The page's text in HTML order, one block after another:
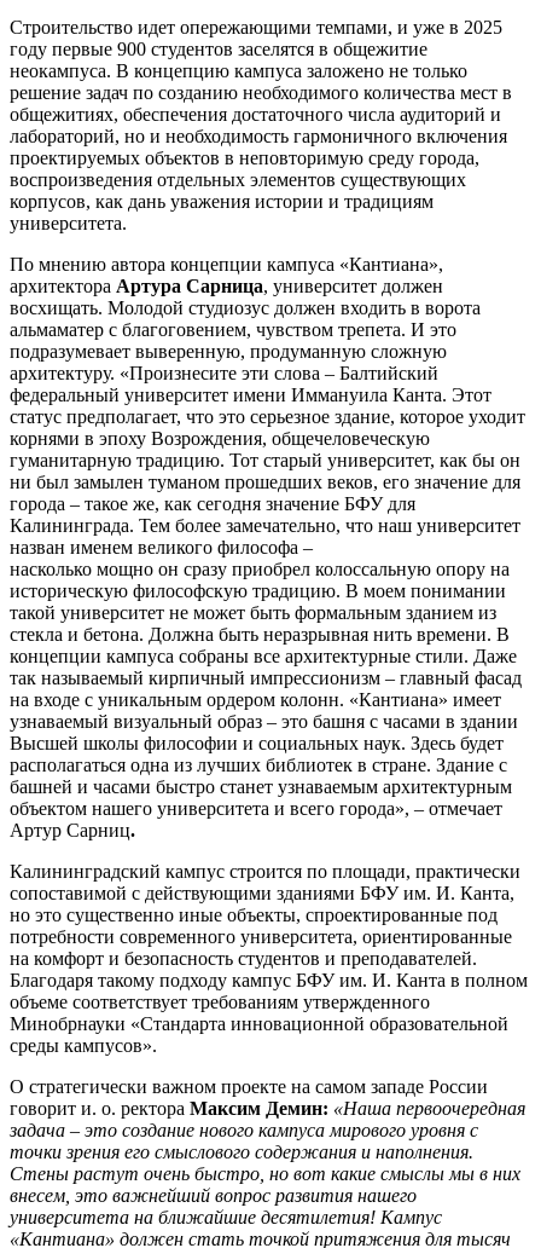
Строительство идет опережающими темпами, и уже в 2025
году первые 900 студентов заселятся в общежитие
неокампуса. В концепцию кампуса заложено не только
решение задач по созданию необходимого количества мест в
общежитиях, обеспечения достаточного числа аудиторий и
лабораторий, но и необходимость гармоничного включения
проектируемых объектов в неповторимую среду города,
воспроизведения отдельных элементов существующих
корпусов, как дань уважения истории и традициям
университета.
По мнению автора концепции кампуса «Кантиана»,
архитектора Артура Сарница, университет должен
восхищать. Молодой студиозус должен входить в ворота
альма­матер с благоговением, чувством трепета. И это
подразумевает выверенную, продуманную сложную
архитектуру. «Произнесите эти слова – Балтийский
федеральный университет имени Иммануила Канта. Этот
статус предполагает, что это серьезное здание, которое уходит
корнями в эпоху Возрождения, общечеловеческую
гуманитарную традицию. Тот старый университет, как бы он
ни был замылен туманом прошедших веков, его значение для
города – такое же, как сегодня значение БФУ для
Калининграда. Тем более замечательно, что наш университет
назван именем великого философа –
насколько мощно он сразу приобрел колоссальную опору на
историческую философскую традицию. В моем понимании
такой университет не может быть формальным зданием из
стекла и бетона. Должна быть неразрывная нить времени. В
концепции кампуса собраны все архитектурные стили. Даже
так называемый кирпичный импрессионизм – главный фасад
на входе с уникальным ордером колонн. «Кантиана» имеет
узнаваемый визуальный образ – это башня с часами в здании
Высшей школы философии и социальных наук. Здесь будет
располагаться одна из лучших библиотек в стране. Здание с
башней и часами быстро станет узнаваемым архитектурным
объектом нашего университета и всего города», – отмечает
Артур Сарниц.
Калининградский кампус строится по площади, практически
сопоставимой с действующими зданиями БФУ им. И. Канта,
но это существенно иные объекты, спроектированные под
потребности современного университета, ориентированные
на комфорт и безопасность студентов и преподавателей.
Благодаря такому подходу кампус БФУ им. И. Канта в полном
объеме соответствует требованиям утвержденного
Минобрнауки «Стандарта инновационной образовательной
среды кампусов».
О стратегически важном проекте на самом западе России
говорит и. о. ректора Максим Демин: «Наша первоочередная
задача – это создание нового кампуса мирового уровня с
точки зрения его смыслового содержания и наполнения.
Стены растут очень быстро, но вот какие смыслы мы в них
внесем, это важнейший вопрос развития нашего
университета на ближайшие десятилетия! Кампус
«Кантиана» должен стать точкой притяжения для тысяч